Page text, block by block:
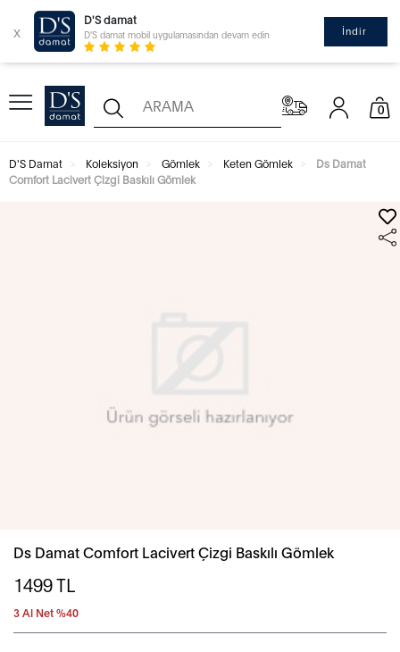
x
D'S damat
D'S damat mobil uygulamasından devam edin İndir
0
D'S Damat Koleksiyon Gömlek Keten Gömlek
Ds Damat
Comfort Lacivert Çizgi Baskılı Gömlek
Ds Damat Comfort Lacivert Çizgi Baskılı Gömlek
1499TL
3 Al Net %40